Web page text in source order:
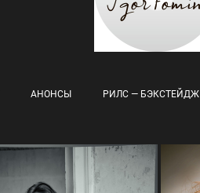
АНОНСЫ РИЛС — БЭКСТЕЙДЖ